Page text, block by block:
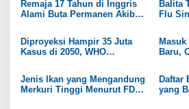
i
p
o
s
Remaja 17 Tahun di Inggris
Alami Buta Permanen Akibat
Balita
Flu
Diproyeksi Hampir 35 Juta
Kasus di 2050, WHO
Masuk
Baru,
Jenis Ikan yang Mengandung
Merkuri Tinggi Menurut FDA
Daftar
yang